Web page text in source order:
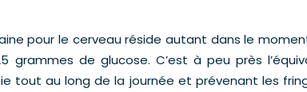
pour le cerveau réside autant dans le
grammes de glucose. C’est à peu près
tout au long de la journée et prévenant les